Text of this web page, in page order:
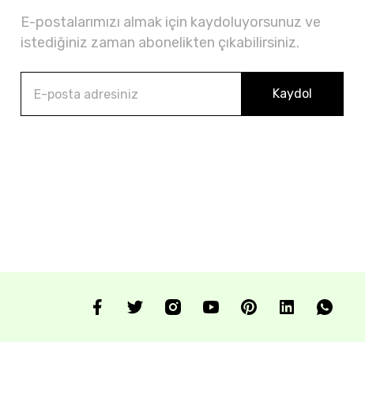
E-postalarımızı almak için kaydoluyorsunuz ve
istediğiniz zaman abonelikten çıkabilirsiniz.
Kaydol